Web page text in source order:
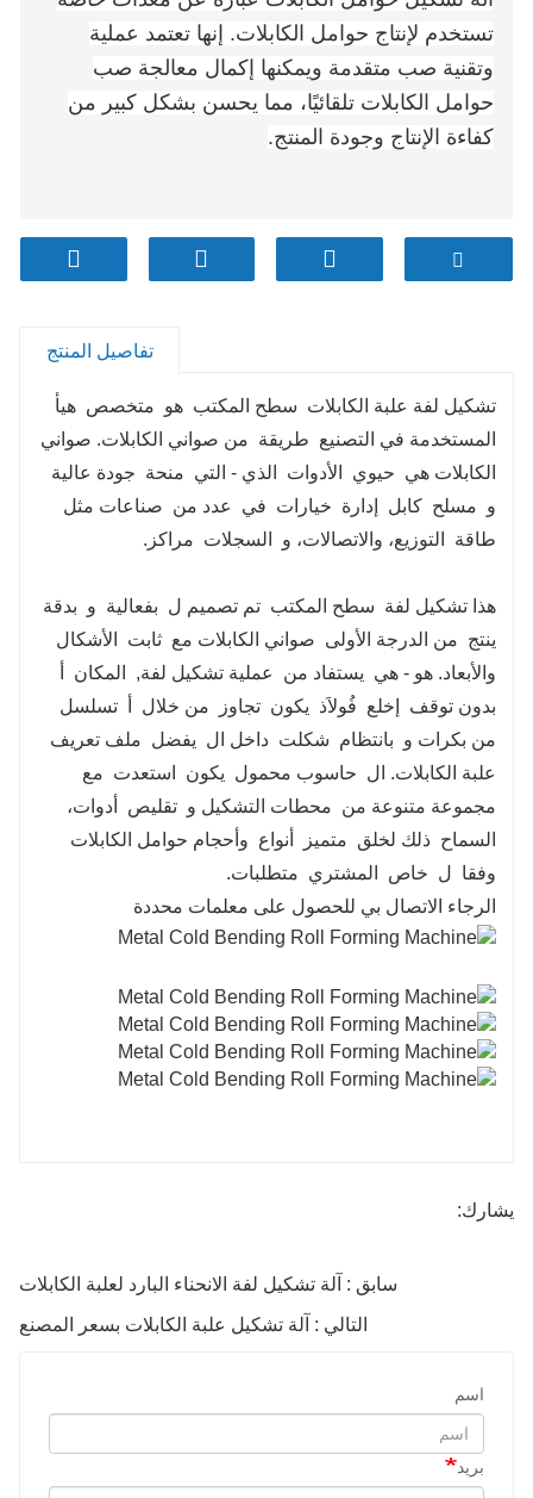
تستخدم لإنتاج حوامل الكابلات. إنها تعتمد عملية
وتقنية صب متقدمة ويمكنها إكمال معالجة صب
حوامل الكابلات تلقائيًا، مما يحسن بشكل كبير من
كفاءة الإنتاج وجودة المنتج.
تفاصيل المنتج
تشكيل لفة علبة الكابلات سطح المكتب هو متخصص هيأ
المستخدمة في التصنيع طريقة من صواني الكابلات. صواني
الكابلات هي حيوي الأدوات الذي - التي منحة جودة عالية
و مسلح كابل إدارة خيارات في عدد من صناعات مثل
طاقة
التوزيع، والاتصالات، و السجلات مراكز.
هذا تشكيل لفة سطح المكتب تم تصميم ل بفعالية و بدقة
ينتج من الدرجة الأولى صواني الكابلات مع ثابت
الأشكال
والأبعاد. هو - هي يستفاد من عملية تشكيل لفة, المكان
بدون توقف
إخلع فُولاَذ يكون تجاوز من خلال
تسلسل
من بكرات و بانتظام شكلت داخل ال يفضل ملف تعريف
علبة الكابلات. ال حاسوب محمول يكون استعدت مع
مجموعة متنوعة من محطات التشكيل و تقليص
أدوات،
السماح ذلك لخلق متميز أنواع وأحجام حوامل الكابلات
وفقا ل خاص المشتري متطلبات.
الرجاء الاتصال بي للحصول على معلمات محددة
يشارك:
سابق : آلة تشكيل لفة الانحناء البارد لعلبة الكابلات
التالي : آلة تشكيل علبة الكابلات بسعر المصنع
اسم
بريد